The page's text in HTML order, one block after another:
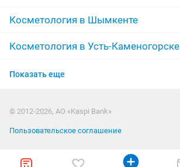
удаление татуажа курсы 1
час
Косметология в Шымкенте
Косметология в Усть-Каменогорске
Косметология в Таразе
Косметология в Атырау
Косметология в Петропавловске
Показать еще
© 2012-2026, АО «Kaspi Bank»
Пользовательское соглашение